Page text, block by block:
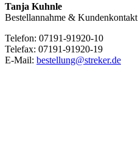
Tanja Kuhnle
Bestellannahme & Kundenkontakt
Telefon: 07191-91920-10
Telefax: 07191-91920-19
E-Mail: bestellung@streker.de